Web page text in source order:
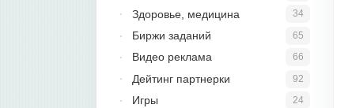
34
Здоровье, медицина
65
Биржи заданий
66
Видео реклама
92
Дейтинг партнерки
24
Игры